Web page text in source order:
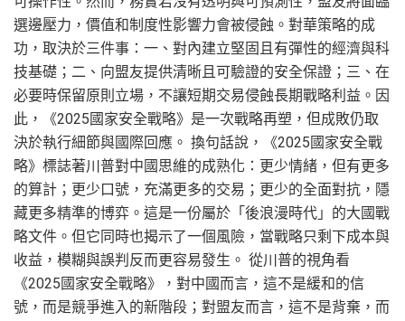
選邊壓力，價值和制度性影響力會被侵蝕。對華策略的成
功，取決於三件事：一、對內建立堅固且有彈性的經濟與科
技基礎；二、向盟友提供清晰且可驗證的安全保證；三、在
必要時保留原則立場，不讓短期交易侵蝕長期戰略利益。因
此，《2025國家安全戰略》是一次戰略再塑，但成敗仍取
決於執行細節與國際回應。 換句話說，《2025國家安全戰
略》標誌著川普對中國思維的成熟化：更少情緒，但有更多
的算計；更少口號，充滿更多的交易；更少的全面對抗，隱
藏更多精準的博弈。這是一份屬於「後浪漫時代」的大國戰
略文件。但它同時也揭示了一個風險，當戰略只剩下成本與
收益，模糊與誤判反而更容易發生。 從川普的視角看
《2025國家安全戰略》，對中國而言，這不是緩和的信
號，而是競爭進入的新階段；對盟友而言，這不是背棄，而